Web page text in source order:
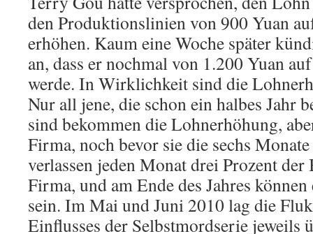
den Produktionslinien von 900 Yuan
erhöhen. Kaum eine Woche später
an, dass er nochmal von 1.200 Yuan
werde. In Wirklichkeit sind die
Nur all jene, die schon ein halbes Jahr
sind bekommen die Lohnerhöhung,
Firma, noch bevor sie die sechs
verlassen jeden Monat drei Prozent
Firma, und am Ende des Jahres
sein. Im Mai und Juni 2010 lag die
Einflusses der Selbstmordserie jeweils